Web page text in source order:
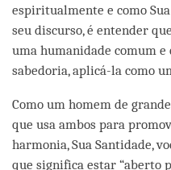
espiritualmente e como
seu discurso, é entender
uma humanidade comum e
sabedoria, aplicá-la como
Como um homem de
que usa ambos para
harmonia, Sua Santidade,
que significa estar “aberto